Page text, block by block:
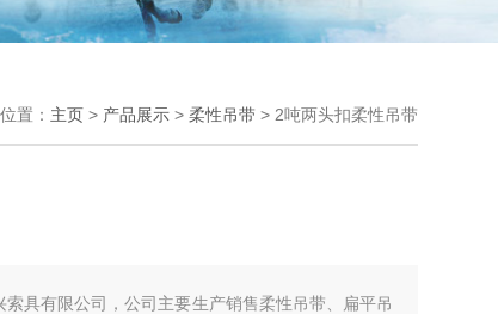
置： 主页> 产品展示> 柔性吊带 > 2吨两头扣柔性吊带
具有限公司，公司主要生产销售柔性吊带、扁平吊